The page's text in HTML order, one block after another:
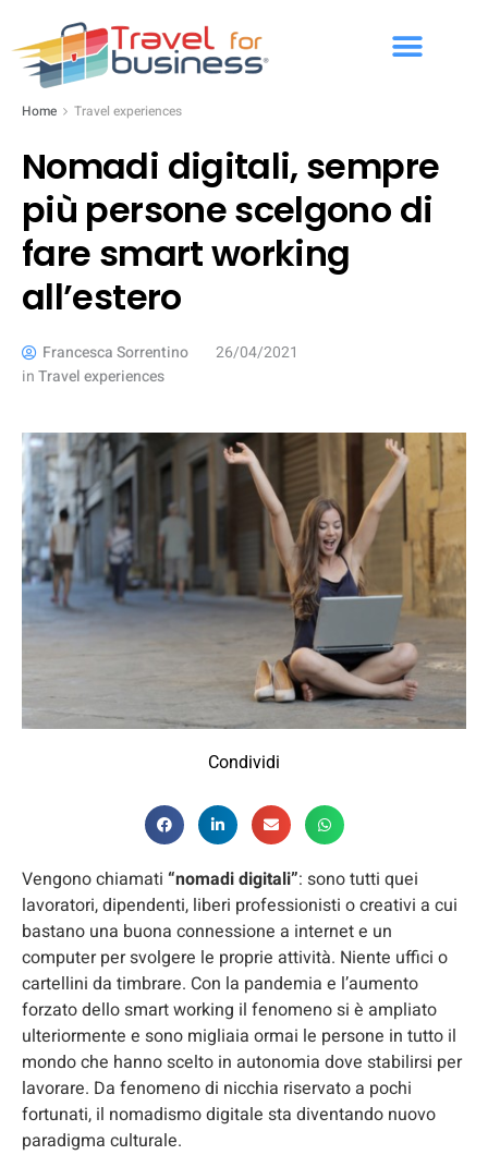
Home Travel experiences
Nomadi digitali, sempre
più persone scelgono di
fare smart working
all’estero
Francesca Sorrentino
26/04/2021
inTravel experiences
Condividi
Vengono chiamati “nomadi digitali”: sono tutti quei
lavoratori, dipendenti, liberi professionisti o creativi a cui
bastano una buona connessione a internet e un
computer per svolgere le proprie attività. Niente uffici o
cartellini da timbrare. Con la pandemia e l’aumento
forzato dello smart working il fenomeno si è ampliato
ulteriormente e sono migliaia ormai le persone in tutto il
mondo che hanno scelto in autonomia dove stabilirsi per
lavorare. Da fenomeno di nicchia riservato a pochi
fortunati, il nomadismo digitale sta diventando nuovo
paradigma culturale.